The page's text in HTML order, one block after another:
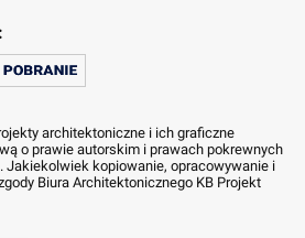
architektoniczne i ich graficzne
o prawie autorskim i prawach pokrewnych
Jakiekolwiek kopiowanie, opracowywanie i
Biura Architektonicznego KB Projekt